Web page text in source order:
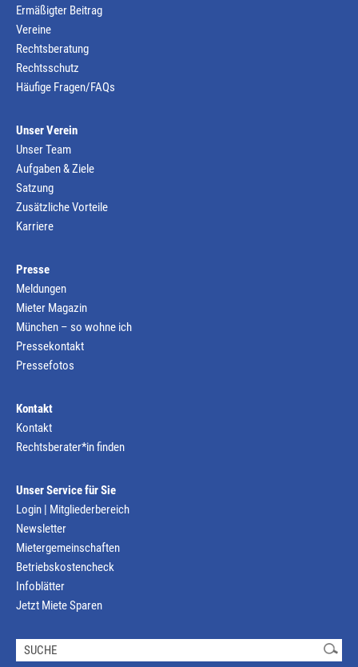
Ermäßigter Beitrag
Vereine
Rechtsberatung
Rechtsschutz
Häufige Fragen/FAQs
Unser Verein
Unser Team
Aufgaben & Ziele
Satzung
Zusätzliche Vorteile
Karriere
Presse
Meldungen
Mieter Magazin
München – so wohne ich
Pressekontakt
Pressefotos
Kontakt
Kontakt
Rechtsberater*in finden
Unser Service für Sie
Login | Mitgliederbereich
Newsletter
Mietergemeinschaften
Betriebskostencheck
Infoblätter
Jetzt Miete Sparen